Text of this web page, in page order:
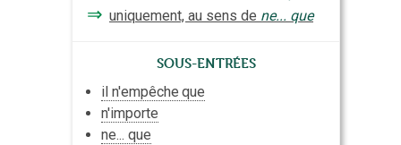
⇒ uniquement, au sens de ne... que
Sous-entrées
il n'empêche que
n'importe
ne... que